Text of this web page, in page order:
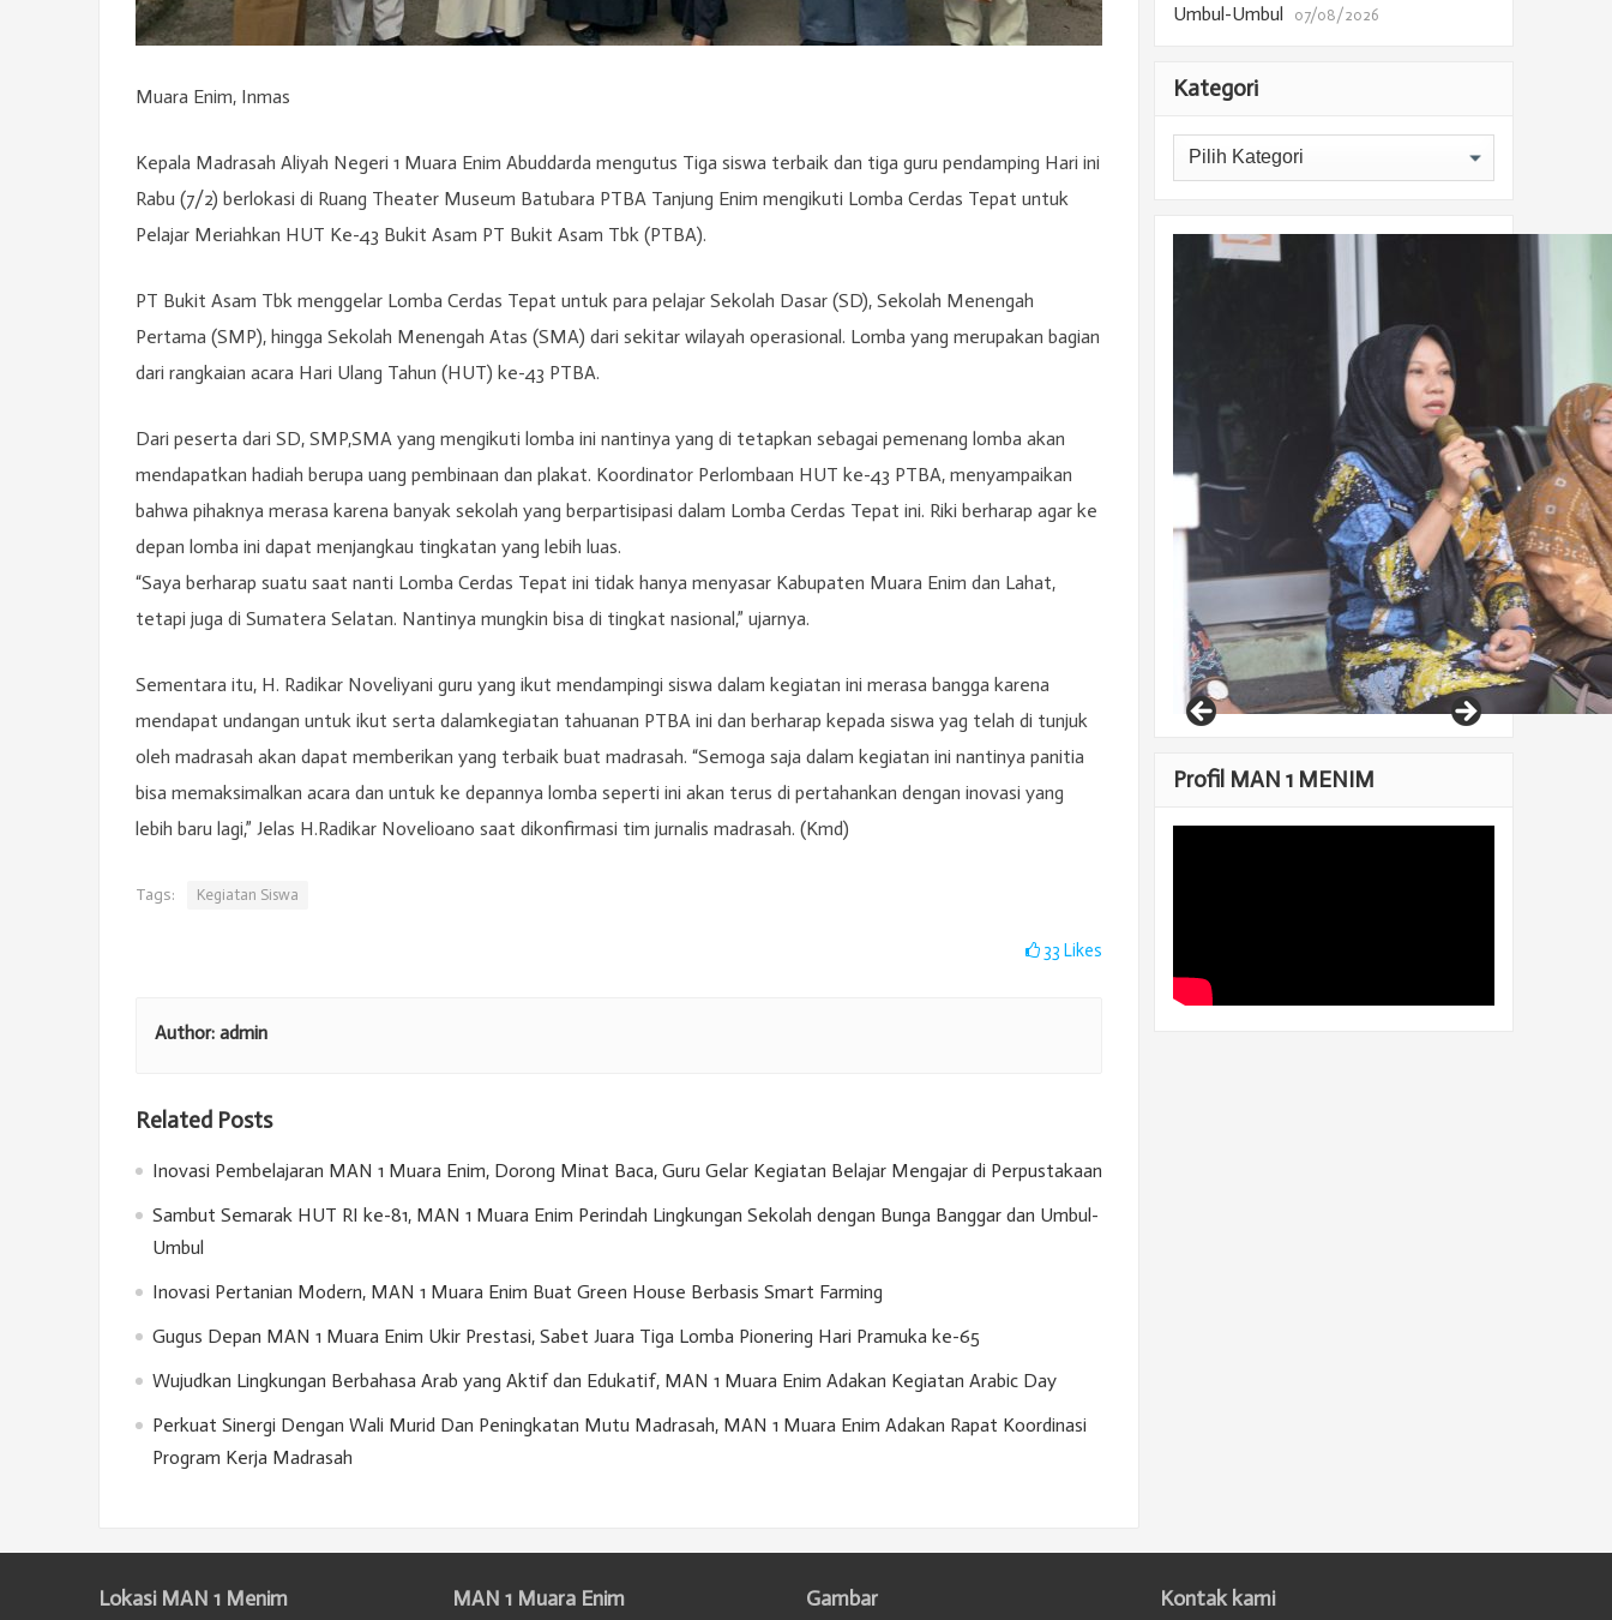
Muara Enim, Inmas
Kepala Madrasah Aliyah Negeri 1 Muara Enim Abuddarda mengutus Tiga siswa terbaik dan tiga guru pendamping Hari ini
Rabu (7/2) berlokasi di Ruang Theater Museum Batubara PTBA Tanjung Enim mengikuti Lomba Cerdas Tepat untuk
Pelajar Meriahkan HUT Ke-43 Bukit Asam PT Bukit Asam Tbk (PTBA).
PT Bukit Asam Tbk menggelar Lomba Cerdas Tepat untuk para pelajar Sekolah Dasar (SD), Sekolah Menengah
Pertama (SMP), hingga Sekolah Menengah Atas (SMA) dari sekitar wilayah operasional. Lomba yang merupakan bagian
dari rangkaian acara Hari Ulang Tahun (HUT) ke-43 PTBA.
Dari peserta dari SD, SMP,SMA yang mengikuti lomba ini nantinya yang di tetapkan sebagai pemenang lomba akan
mendapatkan hadiah berupa uang pembinaan dan plakat. Koordinator Perlombaan HUT ke-43 PTBA, menyampaikan
bahwa pihaknya merasa karena banyak sekolah yang berpartisipasi dalam Lomba Cerdas Tepat ini. Riki berharap agar ke
depan lomba ini dapat menjangkau tingkatan yang lebih luas.
“Saya berharap suatu saat nanti Lomba Cerdas Tepat ini tidak hanya menyasar Kabupaten Muara Enim dan Lahat,
tetapi juga di Sumatera Selatan. Nantinya mungkin bisa di tingkat nasional,” ujarnya.
Sementara itu, H. Radikar Noveliyani guru yang ikut mendampingi siswa dalam kegiatan ini merasa bangga karena
mendapat undangan untuk ikut serta dalamkegiatan tahuanan PTBA ini dan berharap kepada siswa yag telah di tunjuk
oleh madrasah akan dapat memberikan yang terbaik buat madrasah. “Semoga saja dalam kegiatan ini nantinya panitia
bisa memaksimalkan acara dan untuk ke depannya lomba seperti ini akan terus di pertahankan dengan inovasi yang
lebih baru lagi,” Jelas H.Radikar Novelioano saat dikonfirmasi tim jurnalis madrasah. (Kmd)
Tags: Kegiatan Siswa
33 Likes
Author: admin
Related Posts
Inovasi Pembelajaran MAN 1 Muara Enim, Dorong Minat Baca, Guru Gelar Kegiatan Belajar Mengajar di Perpustakaan
Sambut Semarak HUT RI ke-81, MAN 1 Muara Enim Perindah Lingkungan Sekolah dengan Bunga Banggar dan Umbul-
Umbul
Inovasi Pertanian Modern, MAN 1 Muara Enim Buat Green House Berbasis Smart Farming
Gugus Depan MAN 1 Muara Enim Ukir Prestasi, Sabet Juara Tiga Lomba Pionering Hari Pramuka ke-65
Wujudkan Lingkungan Berbahasa Arab yang Aktif dan Edukatif, MAN 1 Muara Enim Adakan Kegiatan Arabic Day
Perkuat Sinergi Dengan Wali Murid Dan Peningkatan Mutu Madrasah, MAN 1 Muara Enim Adakan Rapat Koordinasi
Program Kerja Madrasah
Umbul-Umbul
07/08/2026
Kategori
Kategori
Profil MAN 1 MENIM
Lokasi MAN 1 Menim MAN 1 Muara Enim Gambar Kontak kami